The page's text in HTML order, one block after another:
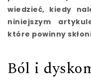
wiedzieć, kiedy
niniejszym
które powinny
Ból i